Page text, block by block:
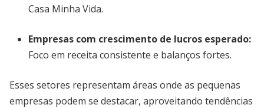
Casa Minha Vida.
Empresas com crescimento de lucros esperado:
Foco em receita consistente e balanços fortes.
Esses setores representam áreas onde as pequenas
empresas podem se destacar, aproveitando tendências